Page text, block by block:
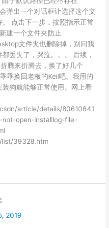
弹出一个对话框让选择这个文
点击下一步，按照指示正常
建一个文件夹防止
文件夹也删除掉，别问我
丢失了，哭泣。。。 后续，
腾来折腾去，换了好几个
乖换回老板的Keil吧。我用的
装狗就能够正常使用。网上看
article/details/80610641
open-installlog-file-
list/39328.htm
2019